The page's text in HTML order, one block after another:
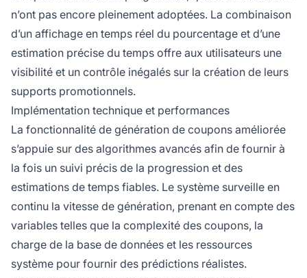
n’ont pas encore pleinement adoptées. La combinaison
d’un affichage en temps réel du pourcentage et d’une
estimation précise du temps offre aux utilisateurs une
visibilité et un contrôle inégalés sur la création de leurs
supports promotionnels.
Implémentation technique et performances
La fonctionnalité de génération de coupons améliorée
s’appuie sur des algorithmes avancés afin de fournir à
la fois un suivi précis de la progression et des
estimations de temps fiables. Le système surveille en
continu la vitesse de génération, prenant en compte des
variables telles que la complexité des coupons, la
charge de la base de données et les ressources
système pour fournir des prédictions réalistes.